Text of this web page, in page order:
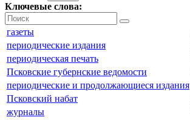
Ключевые слова:
газеты
периодические издания
периодическая печать
Псковские губернские ведомости
периодические и продолжающиеся издания
Псковский набат
журналы